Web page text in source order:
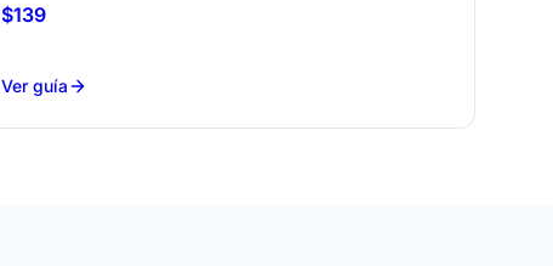
every tool you need.
$139
Ver guía